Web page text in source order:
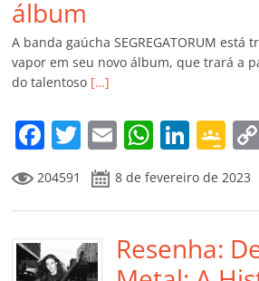
álbum
A banda gaúcha SEGREGATORUM está
vapor em seu novo álbum, que trará a
do talentoso […]
F
a
c
e
b
T
w
itt
er
E
m
ai
l
W
at
s
A
Li
k
e
dI
G
o
o
gl
e
204591 8 de fevereiro de 2023
Resenha: